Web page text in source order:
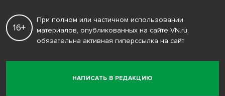
НАПИСАТЬ В РЕДАКЦИЮ
16+
При полном или частичном использовании
материалов, опубликованных на сайте VN.ru,
обязательна активная гиперссылка на сайт